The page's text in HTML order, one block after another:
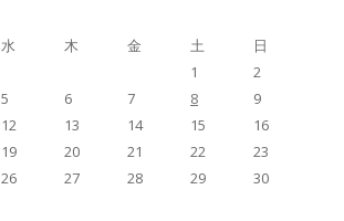
水 木 金 土
日
1
2
5 6 7 8
9
12 13 14 15
16
19 20 21 22
23
26 27 28 29
30